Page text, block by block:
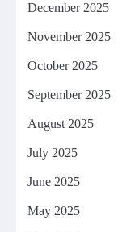
December 2025
November 2025
October 2025
September 2025
August 2025
July 2025
June 2025
May 2025